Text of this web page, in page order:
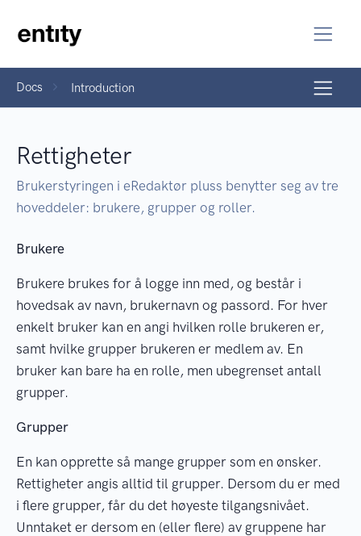
Docs Introduction
Rettigheter
Brukerstyringen i eRedaktør pluss benytter seg av tre
hoveddeler: brukere, grupper og roller.
Brukere
Brukere brukes for å logge inn med, og består i
hovedsak av navn, brukernavn og passord. For hver
enkelt bruker kan en angi hvilken rolle brukeren er,
samt hvilke grupper brukeren er medlem av. En
bruker kan bare ha en rolle, men ubegrenset antall
grupper.
Grupper
En kan opprette så mange grupper som en ønsker.
Rettigheter angis alltid til grupper. Dersom du er med
i flere grupper, får du det høyeste tilgangsnivået.
Unntaket er dersom en (eller flere) av gruppene har